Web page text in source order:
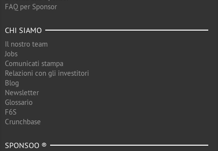
FAQ per Sponsor
CHI SIAMO
Il nostro team
Jobs
Comunicati stampa
Relazioni con gli investitori
Blog
Newsletter
Glossario
F6S
Crunchbase
SPONSOO ®